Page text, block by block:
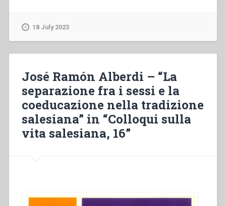
fronte
alla
povertà”
in
“Colloqui
sulla
18 July 2023
José Ramón Alberdi – “La
separazione fra i sessi e la
coeducazione nella tradizione
salesiana” in “Colloqui sulla
vita salesiana, 16”